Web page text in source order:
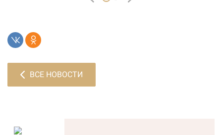
ВСЕ НОВОСТИ